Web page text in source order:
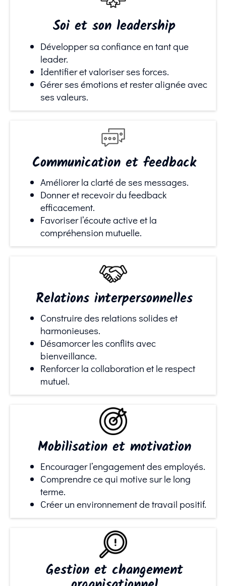
Soi et son leadership
Développer sa confiance en tant que
leader.
Identifier et valoriser ses forces.
Gérer ses émotions et rester alignée avec
ses valeurs.
Communication et feedback
Améliorer la clarté de ses messages.
Donner et recevoir du feedback
efficacement.
Favoriser l’écoute active et la
compréhension mutuelle.
Relations interpersonnelles
Construire des relations solides et
harmonieuses.
Désamorcer les conflits avec
bienveillance.
Renforcer la collaboration et le respect
mutuel.
Mobilisation et motivation
Encourager l’engagement des employés.
Comprendre ce qui motive sur le long
terme.
Créer un environnement de travail positif.
Gestion et changement